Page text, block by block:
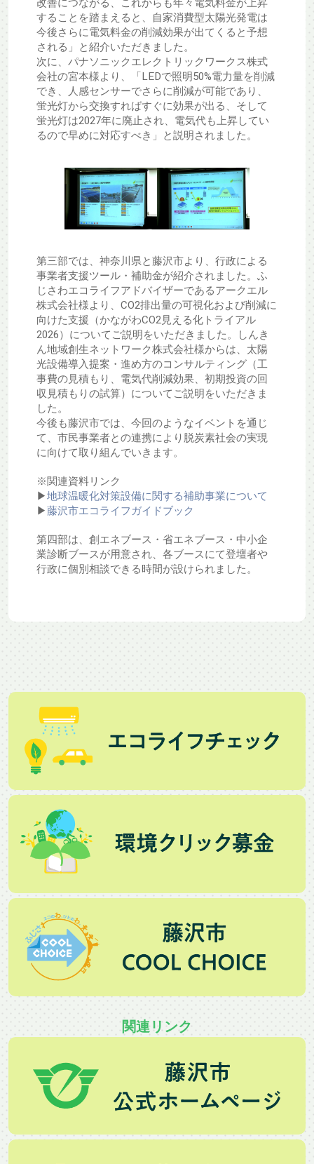
することを踏まえると、自家消費型太陽光発電は
今後さらに電気料金の削減効果が出てくると予想
される」と紹介いただきました。
次に、パナソニックエレクトリックワークス株式
会社の宮本様より、「LEDで照明50%電力量を削減
でき、人感センサーでさらに削減が可能であり、
蛍光灯から交換すればすぐに効果が出る、そして
蛍光灯は2027年に廃止され、電気代も上昇してい
るので早めに対応すべき」と説明されました。
第三部では、神奈川県と藤沢市より、行政による
事業者支援ツール・補助金が紹介されました。ふ
じさわエコライフアドバイザーであるアークエル
株式会社様より、CO2排出量の可視化および削減に
向けた支援（かながわCO2見える化トライアル
2026）についてご説明をいただきました。しんき
ん地域創生ネットワーク株式会社様からは、太陽
光設備導入提案・進め方のコンサルティング（工
事費の見積もり、電気代削減効果、初期投資の回
収見積もりの試算）についてご説明をいただきま
した。
今後も藤沢市では、今回のようなイベントを通じ
て、市民事業者との連携により脱炭素社会の実現
に向けて取り組んでいきます。
※関連資料リンク
▶地球温暖化対策設備に関する補助事業について
▶藤沢市エコライフガイドブック
第四部は、創エネブース・省エネブース・中小企
業診断ブースが用意され、各ブースにて登壇者や
行政に個別相談できる時間が設けられました。
関連リンク